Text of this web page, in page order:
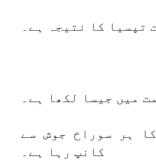
تپسیا کا نتیجہ ہے۔
میں جیسا لکھا ہے۔
ہر سوراخ جوش سے
کانپ رہا ہے۔